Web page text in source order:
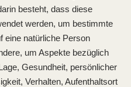
besteht, dass diese
werden, um bestimmte
eine natürliche Person
um Aspekte bezüglich
Gesundheit, persönlicher
Verhalten, Aufenthaltsort